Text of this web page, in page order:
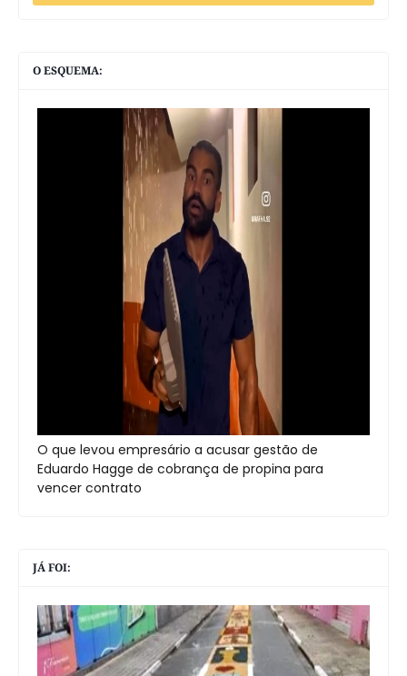
O ESQUEMA:
O que levou empresário a acusar gestão de
Eduardo Hagge de cobrança de propina para
vencer contrato
JÁ FOI: